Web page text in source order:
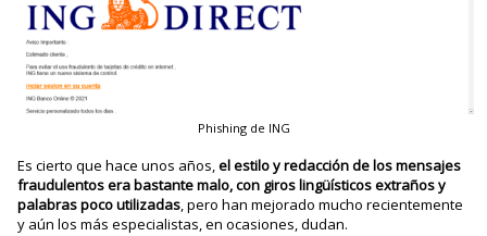
Phishing de ING
Es cierto que hace unos años,el estilo y redacción de los mensajes
fraudulentos era bastante malo, con giros lingüísticos extraños y
palabras poco utilizadas, pero han mejorado mucho recientemente
y aún los más especialistas, en ocasiones, dudan.